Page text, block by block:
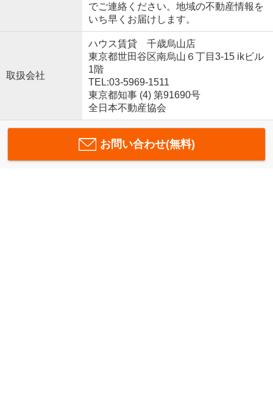
でご連絡ください。地域の不動産情報を
いち早くお届けします。
取扱会社
ハウス賃貸 千歳烏山店
東京都世田谷区南烏山６丁目3-15 ikビル
1階
TEL:03-5969-1511
東京都知事 (4) 第91690号
全日本不動産協会
お問い合わせ(無料)